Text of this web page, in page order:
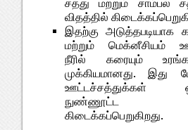
விதத்தில்
இதற்கு அடுத்தபடியாக
மற்றும் மெக்னீசியம்
நீரில் கரையும்
முக்கியமானது. இது
ஊட்டச்சத்துக்கள்
நுண்ணூட்ட
கிடைக்கப்பெறுகிறது.